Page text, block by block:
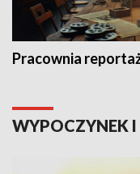
Pracownia
WYPOCZYNEK I